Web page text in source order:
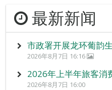
最新新闻
市政署开展龙环葡韵
2026年8月7日 16:16
2026年上半年旅客消
2026年8月7日 16:00